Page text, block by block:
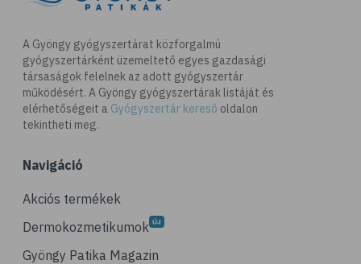
A Gyöngy gyógyszertárat közforgalmú
gyógyszertárként üzemeltető egyes gazdasági
társaságok felelnek az adott gyógyszertár
működésért. A Gyöngy gyógyszertárak listáját és
elérhetőségeit a Gyógyszertár kereső oldalon
tekintheti meg.
Navigáció
Akciós termékek
Dermokozmetikumok
Gyöngy Patika Magazin